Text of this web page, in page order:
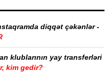
diqqət çəkənlər -
klublarının yay transferləri
kim gedir?